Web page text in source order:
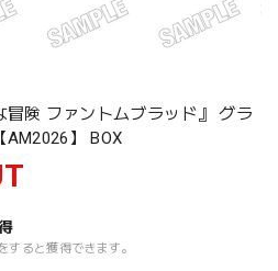
険 ファントムブラッド』 グラ
】 BOX
すると獲得できます。